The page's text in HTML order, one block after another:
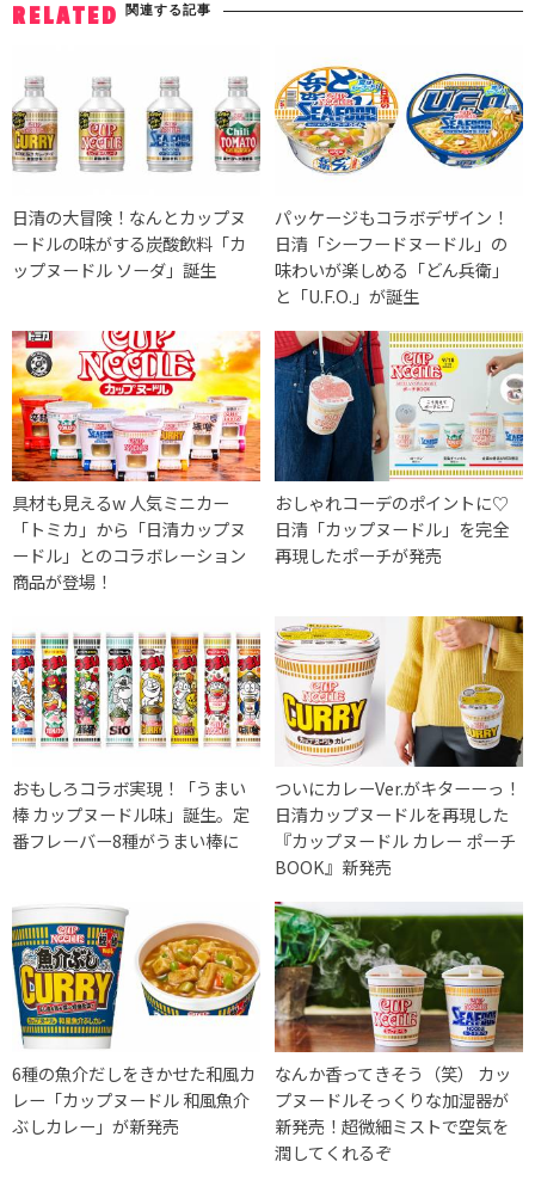
RELATED 関連する記事
日清の大冒険！なんとカップヌ
ードルの味がする炭酸飲料「カ
ップヌードル ソーダ」誕生
パッケージもコラボデザイン！
日清「シーフードヌードル」の
味わいが楽しめる「どん兵衛」
と「U.F.O.」が誕生
具材も見えるw 人気ミニカー
「トミカ」から「日清カップヌ
ードル」とのコラボレーション
商品が登場！
おしゃれコーデのポイントに♡
日清「カップヌードル」を完全
再現したポーチが発売
おもしろコラボ実現！「うまい
棒 カップヌードル味」誕生。定
番フレーバー8種がうまい棒に
ついにカレーVer.がキターーっ！
日清カップヌードルを再現した
『カップヌードル カレー ポーチ
BOOK』新発売
6種の魚介だしをきかせた和風カ
レー「カップヌードル 和風魚介
ぶしカレー」が新発売
なんか香ってきそう（笑） カッ
プヌードルそっくりな加湿器が
新発売！超微細ミストで空気を
潤してくれるぞ